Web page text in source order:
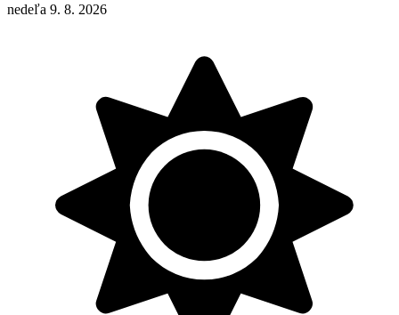
nedeľa 9. 8. 2026